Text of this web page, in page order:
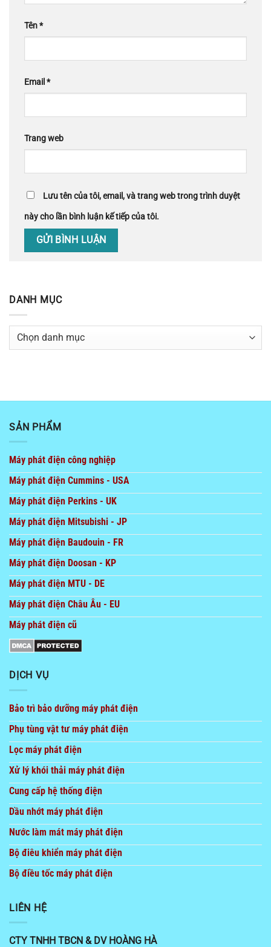
Tên*
Email *
Trang web
Lưu tên của tôi, email, và trang web trong trình duyệt
này cho lần bình luận kế tiếp của tôi.
DANH MỤC
Danh
SẢN PHẨM
Máy phát điện công nghiệp
Máy phát điện Cummins - USA
Máy phát điện Perkins - UK
Máy phát điện Mitsubishi - JP
Máy phát điện Baudouin - FR
Máy phát điện Doosan - KP
Máy phát điện MTU - DE
Máy phát điện Châu Âu - EU
Máy phát điện cũ
DỊCH VỤ
Bảo trì bảo dưỡng máy phát điện
Phụ tùng vật tư máy phát điện
Lọc máy phát điện
Xử lý khói thải máy phát điện
Cung cấp hệ thống điện
Dầu nhớt máy phát điện
Nước làm mát máy phát điện
Bộ điêu khiển máy phát điện
Bộ điều tốc máy phát điện
LIÊN HỆ
CTY TNHH TBCN & DV HOÀNG HÀ